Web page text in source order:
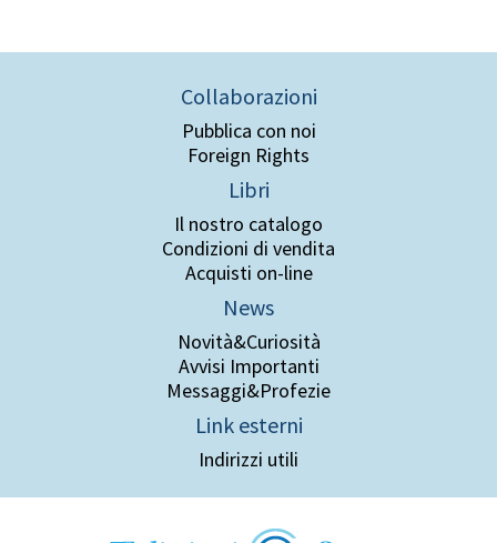
Collaborazioni
Pubblica con noi
Foreign Rights
Libri
Il nostro catalogo
Condizioni di vendita
Acquisti on-line
News
Novità&Curiosità
Avvisi Importanti
Messaggi&Profezie
Link esterni
Indirizzi utili